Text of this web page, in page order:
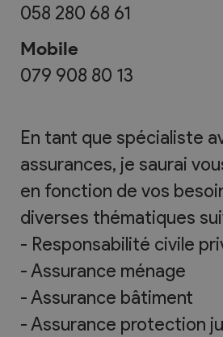
058 280 68 61
Mobile
079 908 80 13
En tant que spécialiste
assurances, je saurai
en fonction de vos
diverses thématiques
- Responsabilité civile
- Assurance ménage
- Assurance bâtiment
- Assurance protection